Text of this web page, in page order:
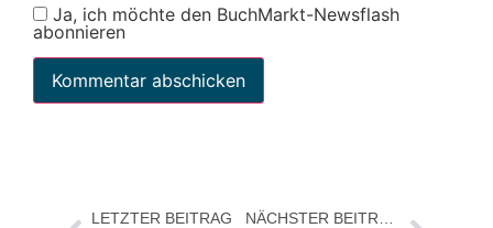
Ja, ich möchte den BuchMarkt-Newsflash
abonnieren
LETZTER BEITRAG